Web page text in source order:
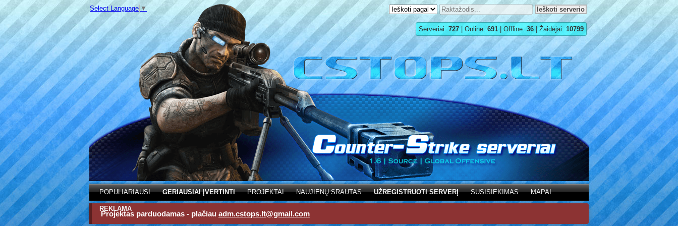
Select Language ▼
Serveriai: 727 | Online: 691 | Offline: 36 | Žaidėjai: 10799
POPULIARIAUSI GERIAUSIAI ĮVERTINTI PROJEKTAI NAUJIENŲ SRAUTAS UŽREGISTRUOTI SERVERĮ SUSISIEKIMAS MAPAI
REKLAMA
Projektas parduodamas - plačiau adm.cstops.lt@gmail.com